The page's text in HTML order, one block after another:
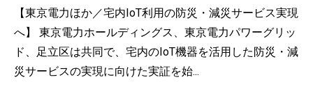
【東京電力ほか／宅内IoT利用の防災・減災サービス実現
へ】 東京電力ホールディングス、東京電力パワーグリッ
ド、足立区は共同で、宅内のIoT機器を活用した防災・減
災サービスの実現に向けた実証を始...